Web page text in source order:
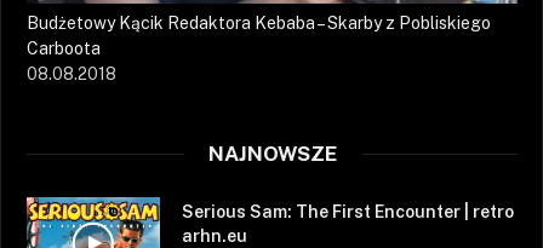
Budżetowy Kącik Redaktora Kebaba – Skarby z Pobliskiego
Carboota
08.08.2018
NAJNOWSZE
Serious Sam: The First Encounter | retro
arhn.eu